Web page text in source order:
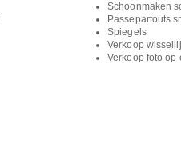
Schoonmaken
Passepartouts
Spiegels
Verkoop
Verkoop foto op